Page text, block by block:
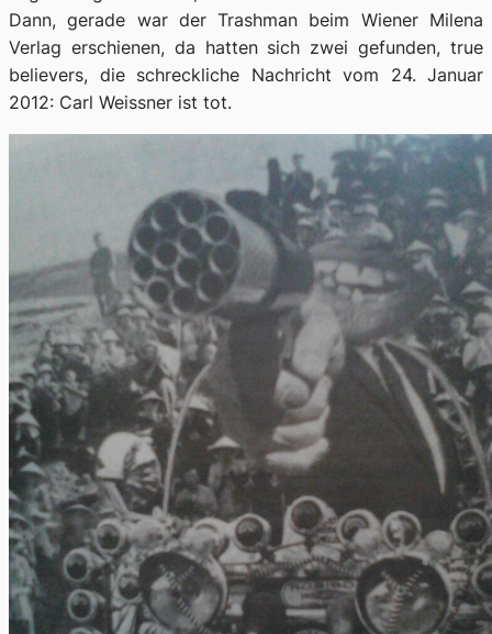
Dann, gerade war derTrashman beim Wiener Milena
Verlag erschienen, da hatten sich zwei gefunden, true
believers, die schreckliche Nachricht vom 24. Januar
2012: Carl Weissner ist tot.